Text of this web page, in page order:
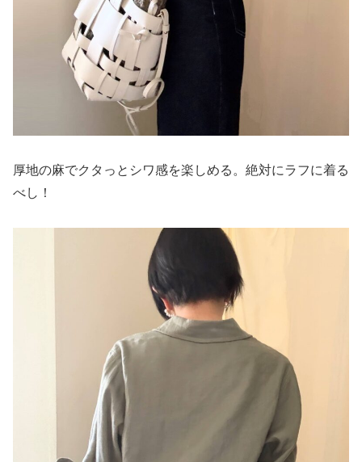
厚地の麻でクタっとシワ感を楽しめる。絶対にラフに着る
べし！